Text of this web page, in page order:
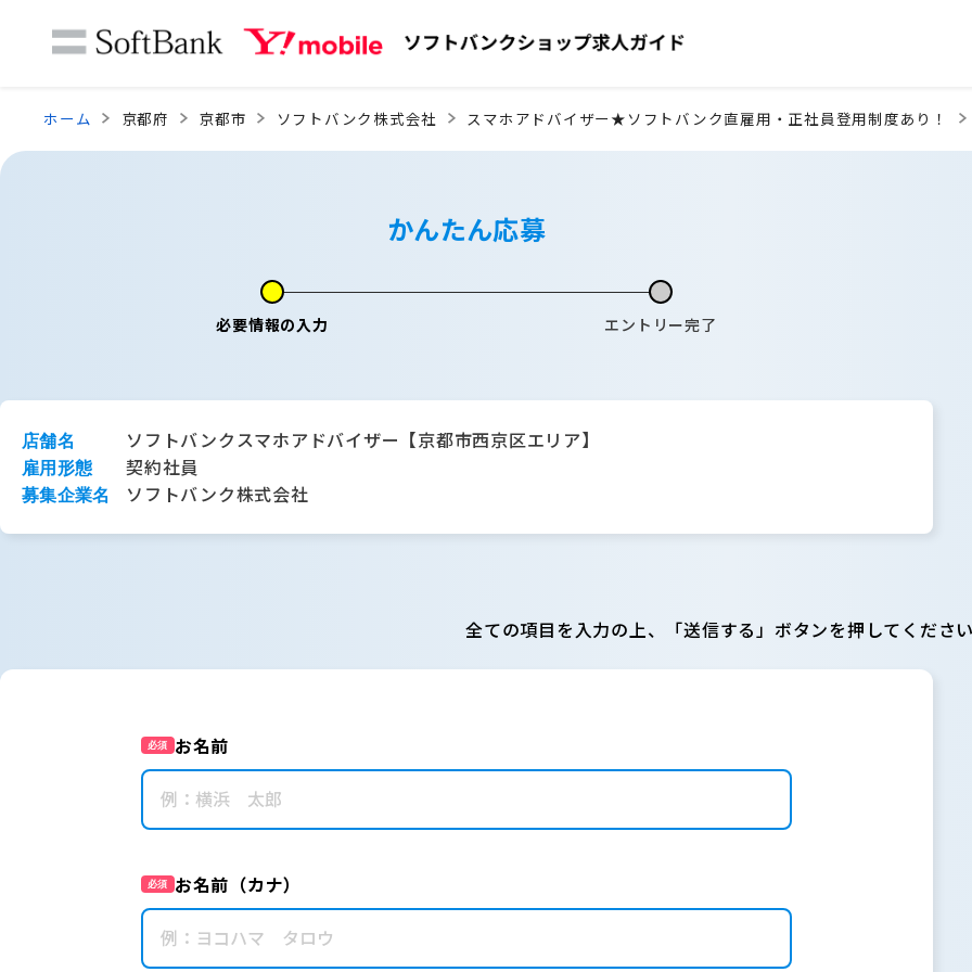
ホーム 京都府 京都市 ソフトバンク株式会社 スマホアドバイザー★ソフトバンク直雇用・正社員登用制度あり！
かんたん応募
必要情報の入力 エントリー完了
店舗名 ソフトバンクスマホアドバイザー【京都市西京区エリア】
雇用形態 契約社員
募集企業名 ソフトバンク株式会社
全ての項目を入力の上、「送信する」ボタンを押してくださ
必須 お名前
必須 お名前（カナ）